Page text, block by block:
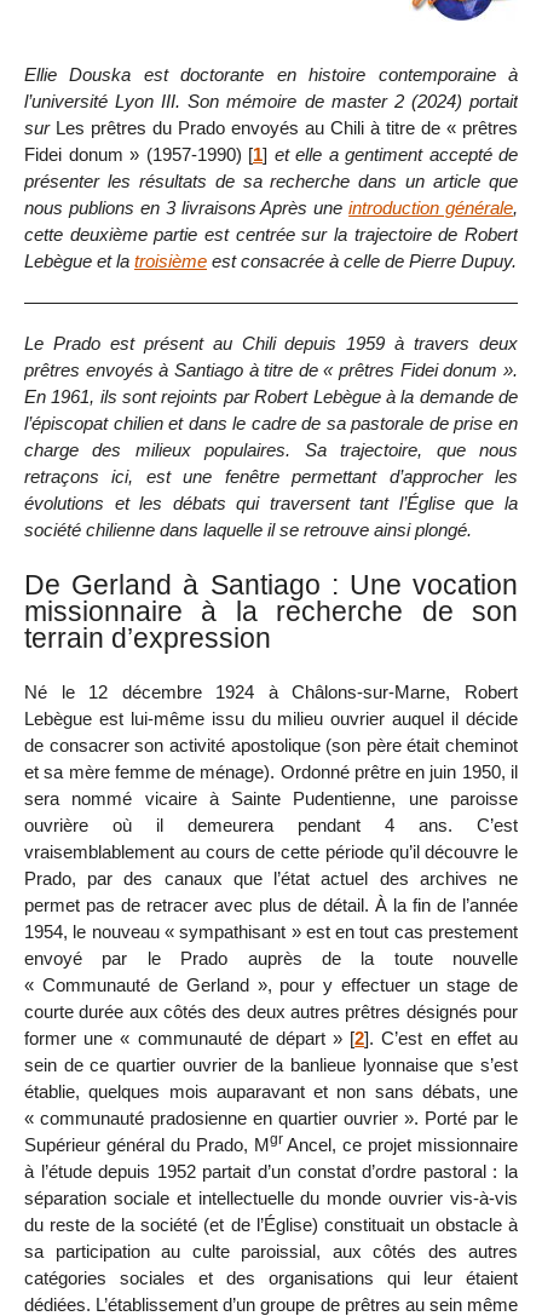
Ellie Douska est doctorante en histoire contemporaine à
l’université Lyon III. Son mémoire de master 2 (2024) portait
surLes prêtres du Prado envoyés au Chili à titre de « prêtres
Fidei donum » (1957-1990) [1] et elle a gentiment accepté de
présenter les résultats de sa recherche dans un article que
nous publions en 3 livraisons Après uneintroduction générale,
cette deuxième partie est centrée sur la trajectoire de Robert
Lebègue et la troisième est consacrée à celle de Pierre Dupuy.
Le Prado est présent au Chili depuis 1959 à travers deux
prêtres envoyés à Santiago à titre de « prêtres Fidei donum ».
En 1961, ils sont rejoints par Robert Lebègue à la demande de
l’épiscopat chilien et dans le cadre de sa pastorale de prise en
charge des milieux populaires. Sa trajectoire, que nous
retraçons ici, est une fenêtre permettant d’approcher les
évolutions et les débats qui traversent tant l’Église que la
société chilienne dans laquelle il se retrouve ainsi plongé.
De Gerland à Santiago : Une vocation
missionnaire à la recherche de son
terrain d’expression
Né le 12 décembre 1924 à Châlons-sur-Marne, Robert
Lebègue est lui-même issu du milieu ouvrier auquel il décide
de consacrer son activité apostolique (son père était cheminot
et sa mère femme de ménage). Ordonné prêtre en juin 1950, il
sera nommé vicaire à Sainte Pudentienne, une paroisse
ouvrière où il demeurera pendant 4 ans. C’est
vraisemblablement au cours de cette période qu’il découvre le
Prado, par des canaux que l’état actuel des archives ne
permet pas de retracer avec plus de détail. À la fin de l’année
1954, le nouveau « sympathisant » est en tout cas prestement
envoyé par le Prado auprès de la toute nouvelle
« Communauté de Gerland », pour y effectuer un stage de
courte durée aux côtés des deux autres prêtres désignés pour
former une « communauté de départ » [2]. C’est en effet au
sein de ce quartier ouvrier de la banlieue lyonnaise que s’est
établie, quelques mois auparavant et non sans débats, une
« communauté pradosienne en quartier ouvrier ». Porté par le
Supérieur général du Prado, Mgr Ancel, ce projet missionnaire
à l’étude depuis 1952 partait d’un constat d’ordre pastoral : la
séparation sociale et intellectuelle du monde ouvrier vis-à-vis
du reste de la société (et de l’Église) constituait un obstacle à
sa participation au culte paroissial, aux côtés des autres
catégories sociales et des organisations qui leur étaient
dédiées. L’établissement d’un groupe de prêtres au sein même